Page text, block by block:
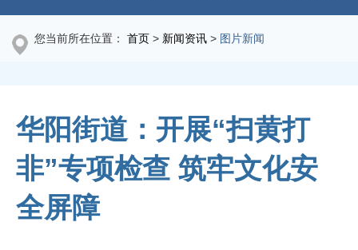
您当前所在位置： 首页 > 新闻资讯 > 图片新闻
华阳街道：开展“扫黄打
非”专项检查 筑牢文化安
全屏障